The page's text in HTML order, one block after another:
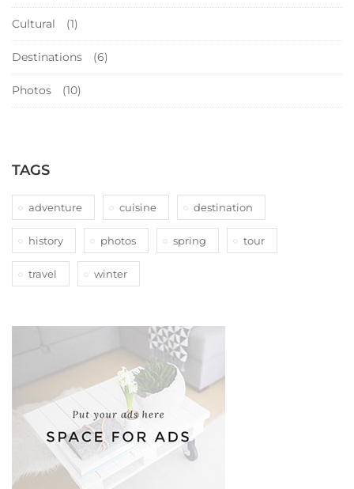
Cultural (1)
Destinations (6)
Photos (10)
TAGS
adventure cuisine destination
history photos spring tour
travel winter